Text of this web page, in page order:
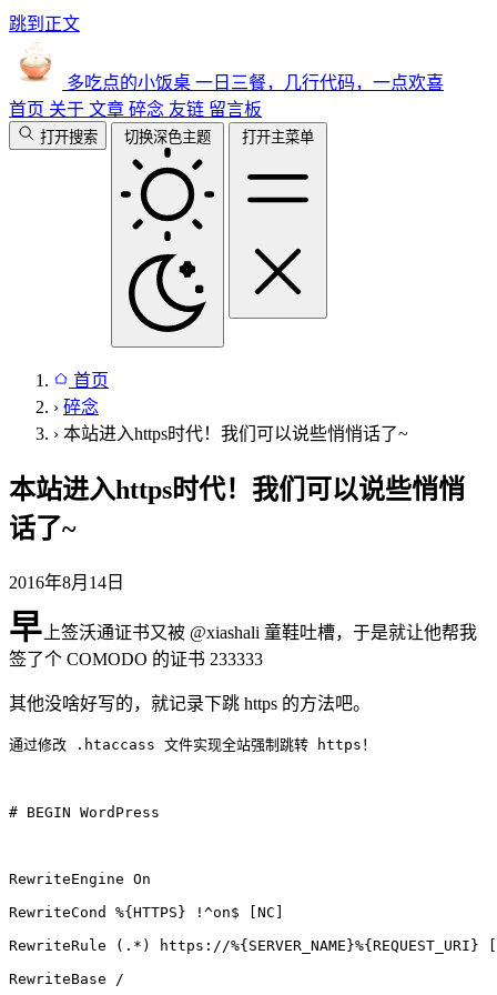
跳到正文
多吃点的小饭桌 一日三餐，几行代码，一点欢喜
首页 关于 文章 碎念 友链 留言板
打开搜索 切换深色主题 打开主菜单
首页
› 碎念
› 本站进入https时代！我们可以说些悄悄话了~
本站进入https时代！我们可以说些悄悄
话了~
2016年8月14日
早 上签沃通证书又被 @xiashali 童鞋吐槽，于是就让他帮我
签了个 COMODO 的证书 233333
其他没啥好写的，就记录下跳 https 的方法吧。
通过修改 .htaccass 文件实现全站强制跳转 https！
# BEGIN WordPress
RewriteEngine On
RewriteCond %{HTTPS} !^on$ [NC]
RewriteRule (.*) https://%{SERVER_NAME}%{REQUEST_URI}
RewriteBase /